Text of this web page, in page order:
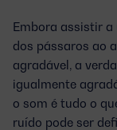
Embora assistir
dos pássaros ao
agradável, a
igualmente
o som é tudo o
ruído pode ser